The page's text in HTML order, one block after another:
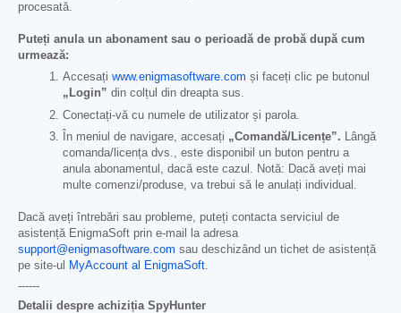
procesată.
Puteți anula un abonament sau o perioadă de probă după cum
urmează:
Accesați www.enigmasoftware.com și faceți clic pe butonul
„Login” din colțul din dreapta sus.
Conectați-vă cu numele de utilizator și parola.
În meniul de navigare, accesați „Comandă/Licențe”. Lângă
comanda/licența dvs., este disponibil un buton pentru a
anula abonamentul, dacă este cazul. Notă: Dacă aveți mai
multe comenzi/produse, va trebui să le anulați individual.
Dacă aveți întrebări sau probleme, puteți contacta serviciul de
asistență EnigmaSoft prin e-mail la adresa
support@enigmasoftware.com sau deschizând un tichet de asistență
pe site-ul
MyAccount al EnigmaSoft.
------
Detalii despre achiziția SpyHunter